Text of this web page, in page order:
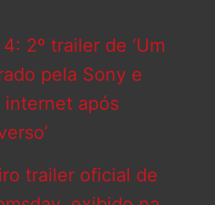
2º trailer de ‘Um
pela Sony e
internet após
trailer oficial de